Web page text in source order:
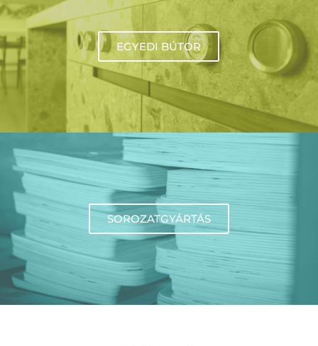
EGYEDI BÚTOR
SOROZATGYÁRTÁS